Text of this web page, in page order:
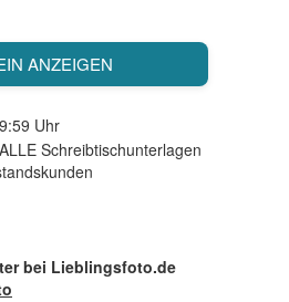
ANZEIGEN
Uhr
Schreibtischunterlagen
bei Lieblingsfoto.de